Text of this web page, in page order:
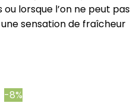
lorsque l’on ne peut pas
sensation de fraîcheur
-8%